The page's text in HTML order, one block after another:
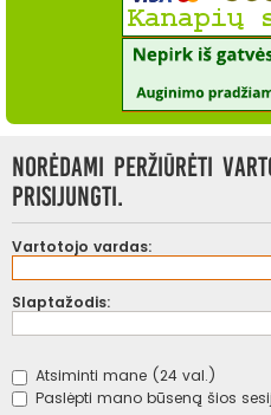
Norėdami peržiūrėti
prisijungti.
Vartotojo vardas:
Slaptažodis:
Atsiminti mane (24 val.)
Paslėpti mano būseną šios